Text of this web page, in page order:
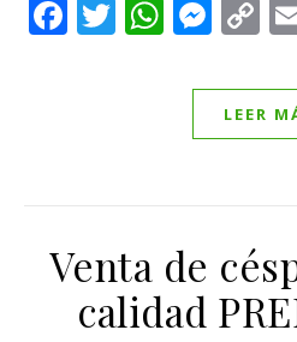
Facebook
Twitter
LEER
Venta de
calidad